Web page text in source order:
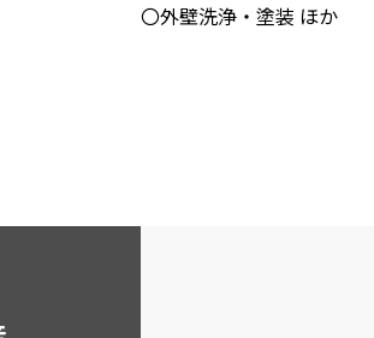
〇外壁洗浄・塗装 ほか